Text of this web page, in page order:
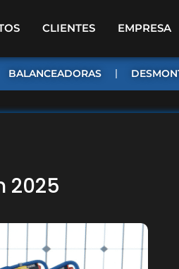
CLIENTES EMPRESA
BALANCEADORAS
2025